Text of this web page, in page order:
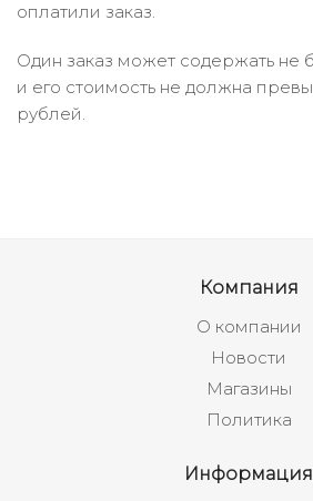
оплатили заказ.
Один заказ может содержать не
и его стоимость не должна
рублей.
Компания
О компании
Новости
Магазины
Политика
Информация